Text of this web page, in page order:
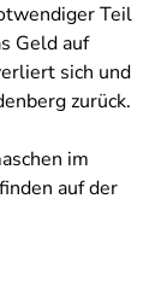
Teil
Geld auf
sich und
zurück.
im
auf der